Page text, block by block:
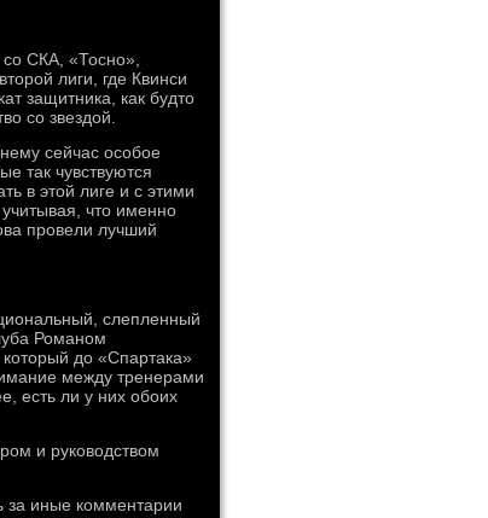
СКА, «Тосно»,
лиги, где Квинси
защитника, как будто
со звездой.
сейчас особое
так чувствуются
в этой лиге и с этими
что именно
провели лучший
слепленный
Романом
до «Спартака»
между тренерами
есть ли у них обоих
и руководством
за иные комментарии